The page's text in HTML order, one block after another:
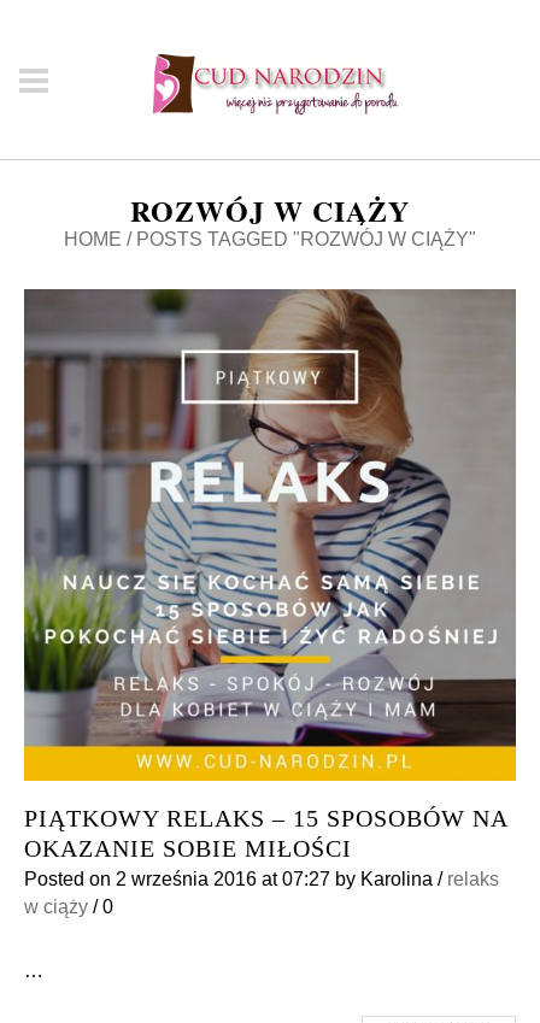
ROZWÓJ W CIĄŻY
HOME / POSTS TAGGED "ROZWÓJ W CIĄŻY"
PIĄTKOWY RELAKS – 15 SPOSOBÓW NA
OKAZANIE SOBIE MIŁOŚCI
Posted on 2 września 2016 at 07:27 by Karolina / relaks
w ciąży /0
…